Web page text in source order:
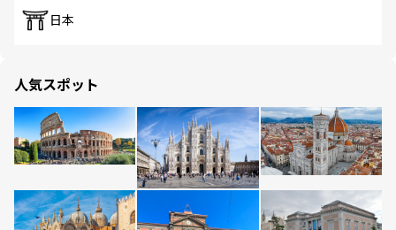
日本
人気スポット